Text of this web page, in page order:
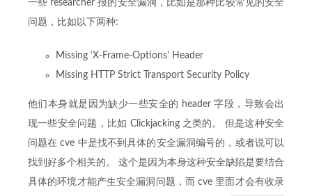
一些 researcher 报的安全漏洞，比如是那种比较常见的安全
问题，比如以下两种:
Missing ‘X-Frame-Options’ Header
Missing HTTP Strict Transport Security Policy
他们本身就是因为缺少一些安全的 header 字段，导致会出
现一些安全问题，比如 Clickjacking 之类的。 但是这种安全
问题在 cve 中是找不到具体的安全漏洞编号的，或者说可以
找到好多个相关的。 这个是因为本身这种安全缺陷是要结合
具体的环境才能产生安全漏洞问题，而 cve 里面才会有收录